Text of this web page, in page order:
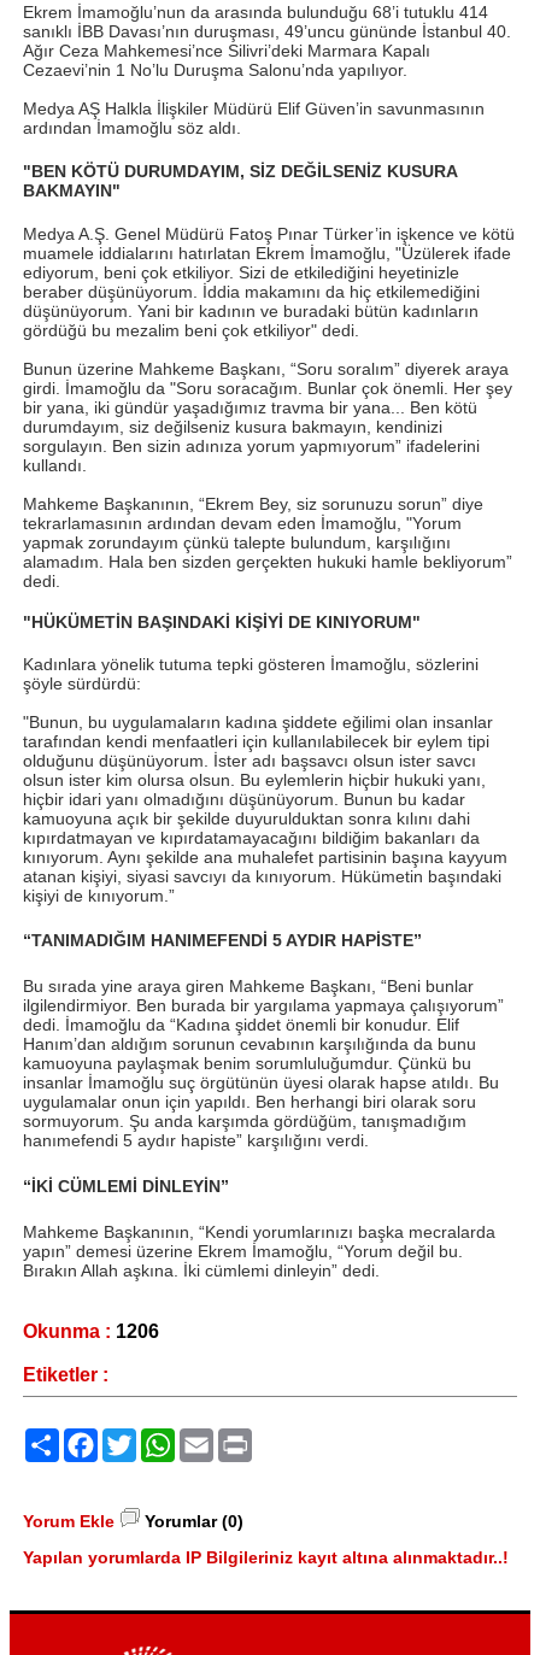
Ekrem İmamoğlu’nun da arasında bulunduğu 68’i tutuklu 414
sanıklı İBB Davası’nın duruşması, 49’uncu gününde İstanbul 40.
Ağır Ceza Mahkemesi’nce Silivri’deki Marmara Kapalı
Cezaevi’nin 1 No’lu Duruşma Salonu’nda yapılıyor.
Medya AŞ Halkla İlişkiler Müdürü Elif Güven’in savunmasının
ardından İmamoğlu söz aldı.
"BEN KÖTÜ DURUMDAYIM, SİZ DEĞİLSENİZ KUSURA
BAKMAYIN"
Medya A.Ş. Genel Müdürü Fatoş Pınar Türker’in işkence ve kötü
muamele iddialarını hatırlatan Ekrem İmamoğlu, "Üzülerek ifade
ediyorum, beni çok etkiliyor. Sizi de etkilediğini heyetinizle
beraber düşünüyorum. İddia makamını da hiç etkilemediğini
düşünüyorum. Yani bir kadının ve buradaki bütün kadınların
gördüğü bu mezalim beni çok etkiliyor" dedi.
Bunun üzerine Mahkeme Başkanı, “Soru soralım” diyerek araya
girdi. İmamoğlu da "Soru soracağım. Bunlar çok önemli. Her şey
bir yana, iki gündür yaşadığımız travma bir yana... Ben kötü
durumdayım, siz değilseniz kusura bakmayın, kendinizi
sorgulayın. Ben sizin adınıza yorum yapmıyorum” ifadelerini
kullandı.
Mahkeme Başkanının, “Ekrem Bey, siz sorunuzu sorun” diye
tekrarlamasının ardından devam eden İmamoğlu, "Yorum
yapmak zorundayım çünkü talepte bulundum, karşılığını
alamadım. Hala ben sizden gerçekten hukuki hamle bekliyorum”
dedi.
"HÜKÜMETİN BAŞINDAKİ KİŞİYİ DE KINIYORUM"
Kadınlara yönelik tutuma tepki gösteren İmamoğlu, sözlerini
şöyle sürdürdü:
"Bunun, bu uygulamaların kadına şiddete eğilimi olan insanlar
tarafından kendi menfaatleri için kullanılabilecek bir eylem tipi
olduğunu düşünüyorum. İster adı başsavcı olsun ister savcı
olsun ister kim olursa olsun. Bu eylemlerin hiçbir hukuki yanı,
hiçbir idari yanı olmadığını düşünüyorum. Bunun bu kadar
kamuoyuna açık bir şekilde duyurulduktan sonra kılını dahi
kıpırdatmayan ve kıpırdatamayacağını bildiğim bakanları da
kınıyorum. Aynı şekilde ana muhalefet partisinin başına kayyum
atanan kişiyi, siyasi savcıyı da kınıyorum. Hükümetin başındaki
kişiyi de kınıyorum.”
“TANIMADIĞIM HANIMEFENDİ 5 AYDIR HAPİSTE”
Bu sırada yine araya giren Mahkeme Başkanı, “Beni bunlar
ilgilendirmiyor. Ben burada bir yargılama yapmaya çalışıyorum”
dedi. İmamoğlu da “Kadına şiddet önemli bir konudur. Elif
Hanım’dan aldığım sorunun cevabının karşılığında da bunu
kamuoyuna paylaşmak benim sorumluluğumdur. Çünkü bu
insanlar İmamoğlu suç örgütünün üyesi olarak hapse atıldı. Bu
uygulamalar onun için yapıldı. Ben herhangi biri olarak soru
sormuyorum. Şu anda karşımda gördüğüm, tanışmadığım
hanımefendi 5 aydır hapiste” karşılığını verdi.
“İKİ CÜMLEMİ DİNLEYİN”
Mahkeme Başkanının, “Kendi yorumlarınızı başka mecralarda
yapın” demesi üzerine Ekrem İmamoğlu, “Yorum değil bu.
Bırakın Allah aşkına. İki cümlemi dinleyin” dedi.
Okunma : 1206
Etiketler :
PaylaşFacebook
TwitterWhatsApp
Email
Yorum Ekle
Yorumlar (0)
Yapılan yorumlarda IP Bilgileriniz kayıt altına alınmaktadır..!